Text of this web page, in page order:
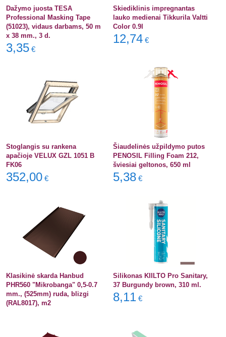
Dažymo juosta TESA
Professional Masking Tape
(51023), vidaus darbams, 50 m
x 38 mm., 3 d.
3,35 €
Skiediklinis impregnantas
lauko medienai Tikkurila Valtti
Color 0.9l
12,74 €
Stoglangis su rankena
apačioje VELUX GZL 1051 B
FK06
352,00 €
Šiaudelinės užpildymo putos
PENOSIL Filling Foam 212,
šviesiai geltonos, 650 ml
5,38 €
Klasikinė skarda Hanbud
PHR560 "Mikrobanga" 0,5-0.7
mm., (525mm) ruda, blizgi
(RAL8017), m2
Silikonas KIILTO Pro Sanitary,
37 Burgundy brown, 310 ml.
8,11 €